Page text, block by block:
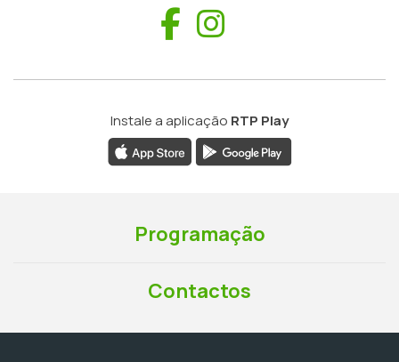
Facebook
Instale a aplicação RTP Play
Programação
Contactos